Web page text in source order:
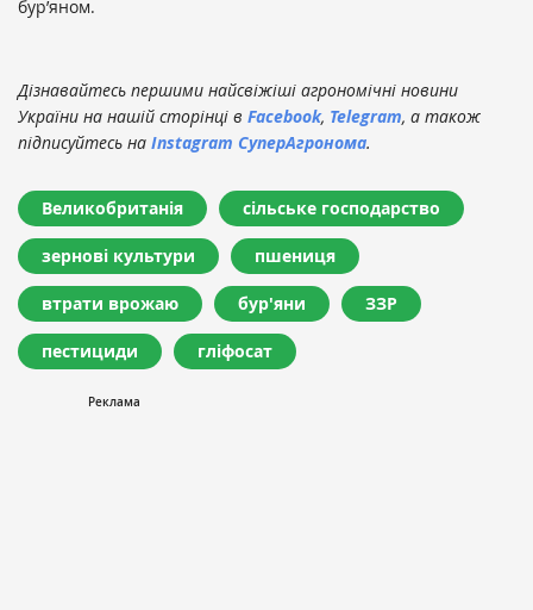
бур’яном.
Дізнавайтесь першими найсвіжіші агрономічні новини
України на нашій сторінці в Facebook, Telegram, а також
підписуйтесь на Instagram СуперАгронома.
Великобританія сільське господарство
зернові культури пшениця
втрати врожаю бур'яни ЗЗР
пестициди гліфосат